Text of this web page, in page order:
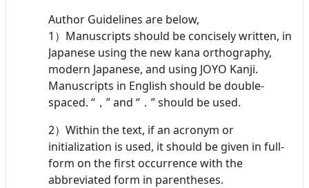
Author Guidelines are below,
1）Manuscripts should be concisely written, in
Japanese using the new kana orthography,
modern Japanese, and using JOYO Kanji.
Manuscripts in English should be double-
spaced. “，” and “．” should be used.
2）Within the text, if an acronym or
initialization is used, it should be given in full-
form on the first occurrence with the
abbreviated form in parentheses.